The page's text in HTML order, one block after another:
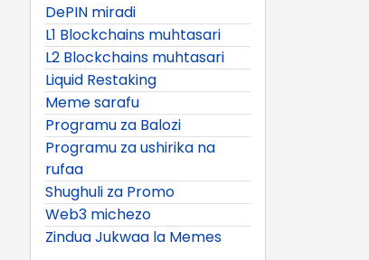
DePIN miradi
L1 Blockchains muhtasari
L2 Blockchains muhtasari
Liquid Restaking
Meme sarafu
Programu za Balozi
Programu za ushirika na
rufaa
Shughuli za Promo
Web3 michezo
Zindua Jukwaa la Memes